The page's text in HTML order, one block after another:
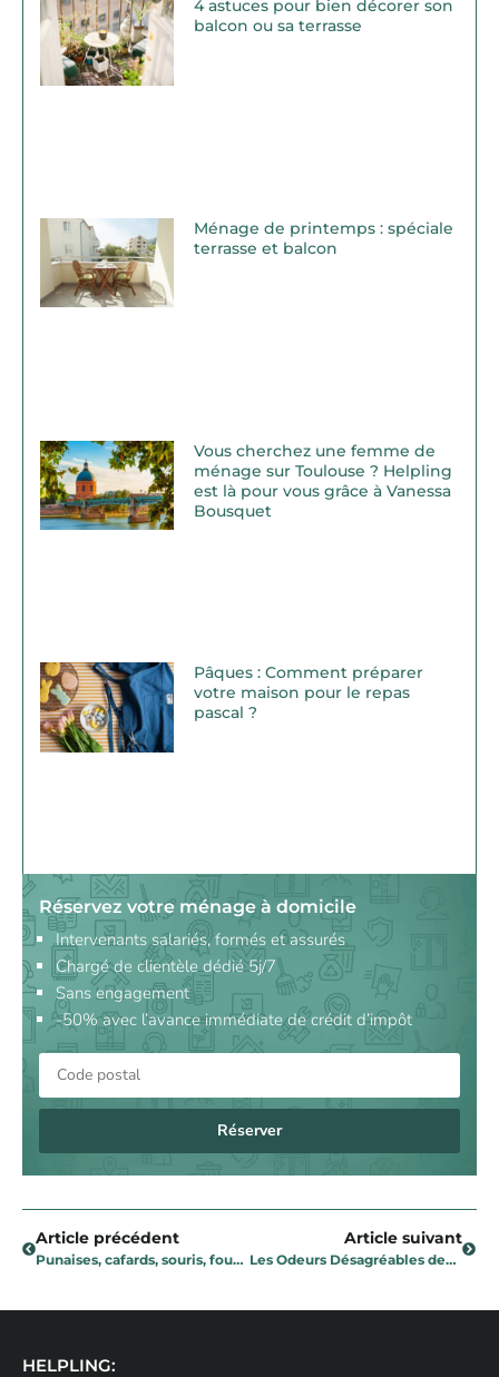
4 astuces pour bien décorer son
balcon ou sa terrasse
Ménage de printemps : spéciale
terrasse et balcon
Vous cherchez une femme de
ménage sur Toulouse ? Helpling
est là pour vous grâce à Vanessa
Bousquet
Pâques : Comment préparer
votre maison pour le repas
pascal ?
Réservez votre ménage à domicile
Intervenants salariés, formés et assurés
Chargé de clientèle dédié 5j/7
Sans engagement
-50% avec l’avance immédiate de crédit d’impôt
Réserver
Article précédent
Punaises, cafards, souris, fourmis et moucherons : comment s’en débarrasser ?
Article suivant
Les Odeurs Désagréables des Textiles : Comment les Éliminer Efficacement ?
HELPLING: